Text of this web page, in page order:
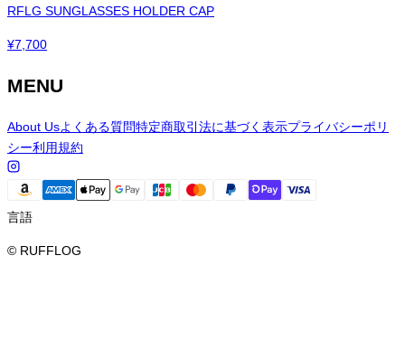
RFLG SUNGLASSES HOLDER CAP
¥7,700
MENU
About Usよくある質問特定商取引法に基づく表示プライバシーポリ
シー利用規約
言語
© RUFFLOG